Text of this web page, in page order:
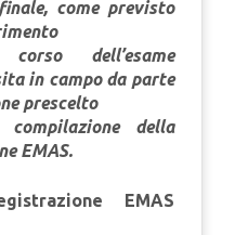
come previsto
dell’esame
in campo da parte
prescelto
della
EMAS.
EMAS